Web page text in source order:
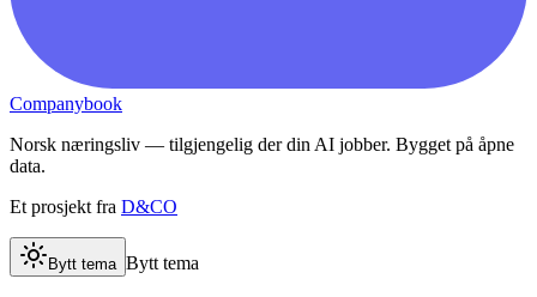
Companybook
Norsk næringsliv — tilgjengelig der din AI jobber. Bygget på åpne
data.
Et prosjekt fra D&CO
Bytt tema Bytt tema